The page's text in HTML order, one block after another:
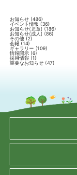
お知らせ (486)
イベント情報 (36)
お知らせ(児童) (186)
お知らせ(成人) (86)
その他 (2)
会報 (14)
ギャラリー (109)
情報開示 (6)
採用情報 (1)
重要なお知らせ (47)